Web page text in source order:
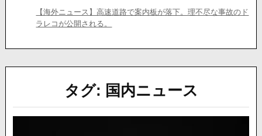
【海外ニュース】高速道路で案内板が落下。理不尽な事故のド
ラレコが公開される。
タグ: 国内ニュース